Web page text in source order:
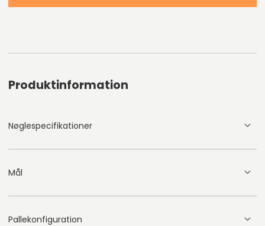
Produktinformation
Nøglespecifikationer
Mål
Pallekonfiguration